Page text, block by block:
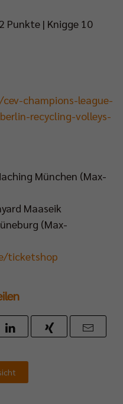
Punkte | Knigge 10
champions-league-
recycling-volleys-
München (Max-
Maaseik
(Max-
ticketshop